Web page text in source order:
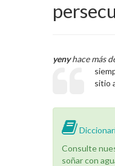
yenyhace más
sitio
Consulte
soñar con